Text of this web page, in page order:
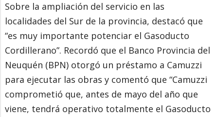
Sobre la ampliación del servicio en las
localidades del Sur de la provincia, destacó que
“es muy importante potenciar el Gasoducto
Cordillerano”. Recordó que el Banco Provincia del
Neuquén (BPN) otorgó un préstamo a Camuzzi
para ejecutar las obras y comentó que “Camuzzi
comprometió que, antes de mayo del año que
viene, tendrá operativo totalmente el Gasoducto